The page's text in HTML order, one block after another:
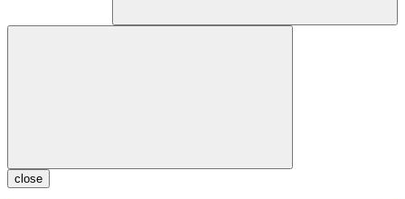
close